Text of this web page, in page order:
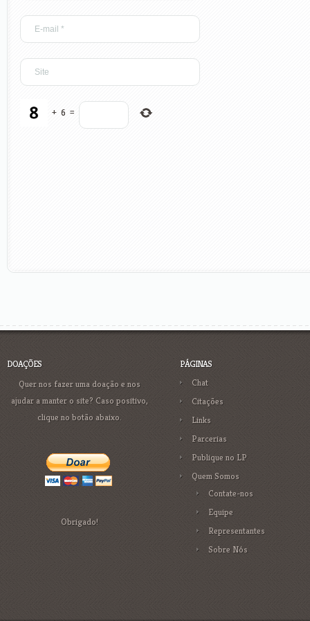
+ 6 =
DOAÇÕES
Quer nos fazer uma doação e nos
ajudar a manter o site? Caso positivo,
clique no botão abaixo.
Obrigado!
PÁGINAS
Chat
Citações
Links
Parcerias
Publique no LP
Quem Somos
Contate-nos
Equipe
Representantes
Sobre Nós